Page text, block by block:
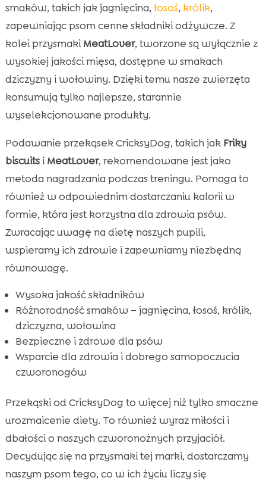
smaków, takich jak jagnięcina, łosoś, królik,
zapewniając psom cenne składniki odżywcze. Z
kolei przysmaki MeatLover, tworzone są wyłącznie z
wysokiej jakości mięsa, dostępne w smakach
dziczyzny i wołowiny. Dzięki temu nasze zwierzęta
konsumują tylko najlepsze, starannie
wyselekcjonowane produkty.
Podawanie przekąsek CricksyDog, takich jak Friky
biscuitsi MeatLover, rekomendowane jest jako
metoda nagradzania podczas treningu. Pomaga to
również w odpowiednim dostarczaniu kalorii w
formie, która jest korzystna dla zdrowia psów.
Zwracając uwagę na dietę naszych pupili,
wspieramy ich zdrowie i zapewniamy niezbędną
równowagę.
Wysoka jakość składników
Różnorodność smaków – jagnięcina, łosoś, królik,
dziczyzna, wołowina
Bezpieczne i zdrowe dla psów
Wsparcie dla zdrowia i dobrego samopoczucia
czworonogów
Przekąski od CricksyDog to więcej niż tylko smaczne
urozmaicenie diety. To również wyraz miłości i
dbałości o naszych czworonożnych przyjaciół.
Decydując się na przysmaki tej marki, dostarczamy
naszym psom tego, co w ich życiu liczy się